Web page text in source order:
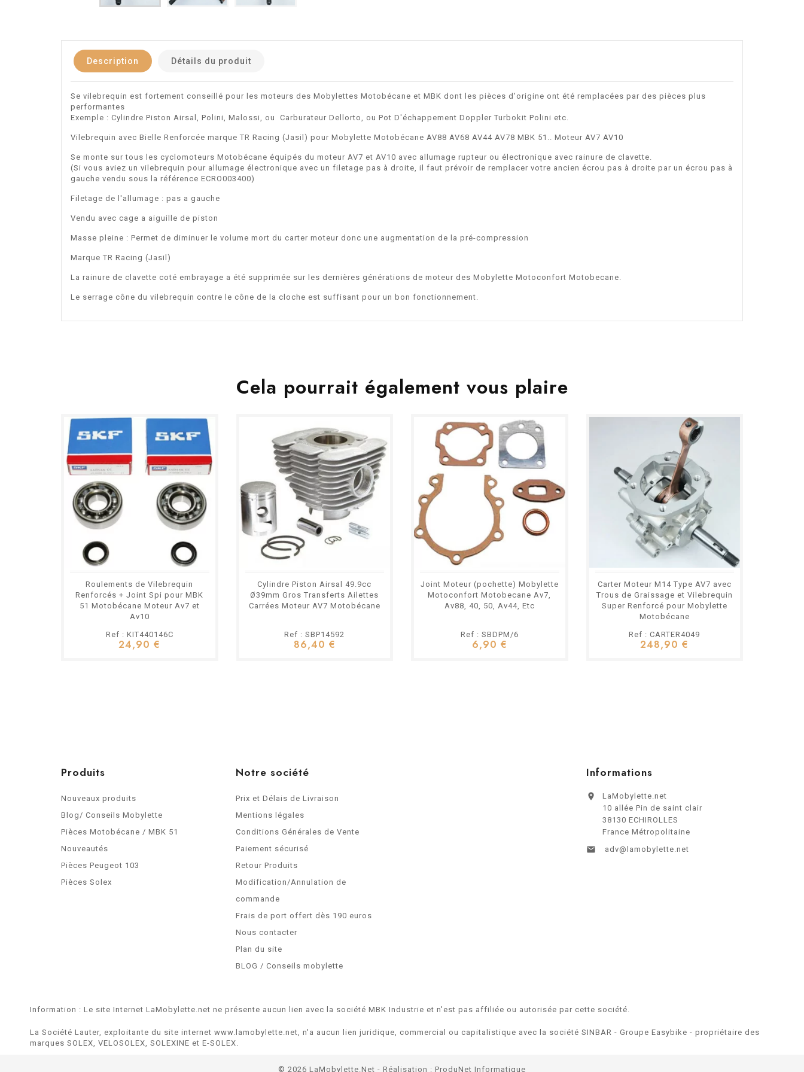
Description Détails du produit
Se vilebrequin est fortement conseillé pour les moteurs des Mobylettes Motobécane et MBK dont les pièces d'origine ont été remplacées par des pièces plus
performantes
Exemple : Cylindre Piston Airsal, Polini, Malossi, ou Carburateur Dellorto, ou Pot D'échappement Doppler Turbokit Polini etc.
Vilebrequin avec Bielle Renforcée marque TR Racing (Jasil) pour Mobylette Motobécane AV88 AV68 AV44 AV78 MBK 51.. Moteur AV7 AV10
Se monte sur tous les cyclomoteurs Motobécane équipés du moteur AV7 et AV10 avec allumage rupteur ou électronique avec rainure de clavette.
(Si vous aviez un vilebrequin pour allumage électronique avec un filetage pas à droite, il faut prévoir de remplacer votre ancien écrou pas à droite par un écrou pas à
gauche vendu sous la référence ECRO003400)
Filetage de l'allumage : pas a gauche
Vendu avec cage a aiguille de piston
Masse pleine : Permet de diminuer le volume mort du carter moteur donc une augmentation de la pré-compression
Marque TR Racing (Jasil)
La rainure de clavette coté embrayage a été supprimée sur les dernières générations de moteur des Mobylette Motoconfort Motobecane.
Le serrage cône du vilebrequin contre le cône de la cloche est suffisant pour un bon fonctionnement.
Cela pourrait également vous plaire
Roulements de Vilebrequin
Renforcés + Joint Spi pour MBK
51 Motobécane Moteur Av7 et
Av10
Ref : KIT440146C
24,90 €
Cylindre Piston Airsal 49.9cc
Ø39mm Gros Transferts Ailettes
Carrées Moteur AV7 Motobécane
Ref : SBP14592
86,40 €
Joint Moteur (pochette) Mobylette
Motoconfort Motobecane Av7,
Av88, 40, 50, Av44, Etc
Ref : SBDPM/6
6,90 €
Carter Moteur M14 Type AV7 avec
Trous de Graissage et Vilebrequin
Super Renforcé pour Mobylette
Motobécane
Ref : CARTER4049
248,90 €
Produits
Nouveaux produits
Blog/ Conseils Mobylette
Pièces Motobécane / MBK 51
Nouveautés
Pièces Peugeot 103
Pièces Solex
Notre société
Prix et Délais de Livraison
Mentions légales
Conditions Générales de Vente
Paiement sécurisé
Retour Produits
Modification/Annulation de
commande
Frais de port offert dès 190 euros
Nous contacter
Plan du site
BLOG / Conseils mobylette
Informations

LaMobylette.net
10 allée Pin de saint clair
38130 ECHIROLLES
France Métropolitaine
 adv@lamobylette.net
Information : Le site Internet LaMobylette.net ne présente aucun lien avec la société MBK Industrie et n'est pas affiliée ou autorisée par cette société.
La Société Lauter, exploitante du site internet www.lamobylette.net, n'a aucun lien juridique, commercial ou capitalistique avec la société SINBAR - Groupe Easybike - propriétaire des
marques SOLEX, VELOSOLEX, SOLEXINE et E-SOLEX.
© 2026 LaMobylette.Net - Réalisation : ProduNet Informatique